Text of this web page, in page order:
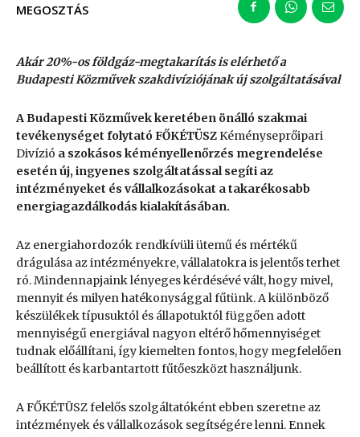
MEGOSZTÁS
Akár 20%-os földgáz-megtakarítás is elérhető a
Budapesti Közművek szakdivíziójának új szolgáltatásával
A Budapesti Közművek keretében önálló szakmai
tevékenységet folytató FŐKÉTÜSZ Kéményseprőipari
Divízió a szokásos kéményellenőrzés megrendelése
esetén új, ingyenes szolgáltatással segíti az
intézményeket és vállalkozásokat a takarékosabb
energiagazdálkodás kialakításában.
Az energiahordozók rendkívüli ütemű és mértékű
drágulása az intézményekre, vállalatokra is jelentős terhet
ró. Mindennapjaink lényeges kérdésévé vált, hogy mivel,
mennyit és milyen hatékonysággal fűtünk. A különböző
készülékek típusuktól és állapotuktól függően adott
mennyiségű energiával nagyon eltérő hőmennyiséget
tudnak előállítani, így kiemelten fontos, hogy megfelelően
beállított és karbantartott fűtőeszközt használjunk.
A FŐKÉTÜSZ felelős szolgáltatóként ebben szeretne az
intézmények és vállalkozások segítségére lenni. Ennek